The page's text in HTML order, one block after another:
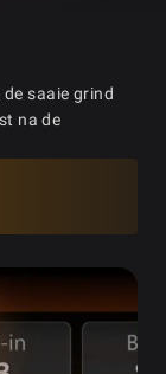
de saaie grind
na de